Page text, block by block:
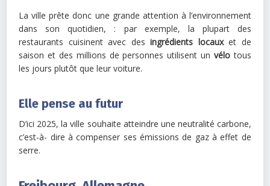
La ville prête donc une grande attention à l’environnement
dans son quotidien, : par exemple, la plupart des
restaurants cuisinent avec desingrédients locauxet de
saison et des millions de personnes utilisent un vélotous
les jours plutôt que leur voiture.
Elle pense au futur
D’ici 2025, la ville souhaite atteindre une neutralité carbone,
c’est-à- dire à compenser ses émissions de gaz à effet de
serre.